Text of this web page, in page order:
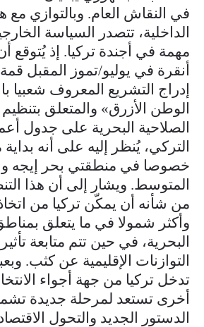
في النقاش العام. وبالتوازي مع
الداخلية، تتصدر السياسة
مهمة في أجندة تركيا. إذ
أنقرة في يوليو/تموز المقبل قمة
إدراج التشريع المعروف شعبيا
الوطن الأزرق» والمتعلق
الصلاحية البحرية على جدول
التركي، يُنظر إليه على أنه
خصوصا في منطقتي بحر إيجه
المتوسط. ويشار إلى أن هذا
من شأنه أن يمكّن تركيا من
وأكثر شمولا في ما يتعلق
البحرية، في حين تتم متابعة
التوازنات الإقليمية عن كثب.
تدخل تركيا من جهة أجواء
أخرى تستعد لمرحلة جديدة
الدستور الجديد والتحول